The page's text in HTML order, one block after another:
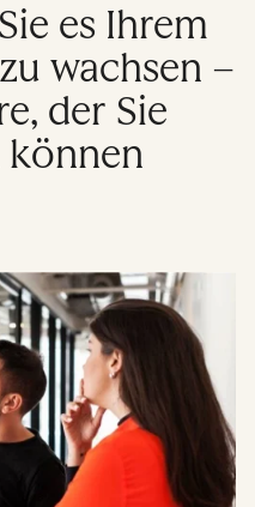
es Ihrem
wachsen –
der Sie